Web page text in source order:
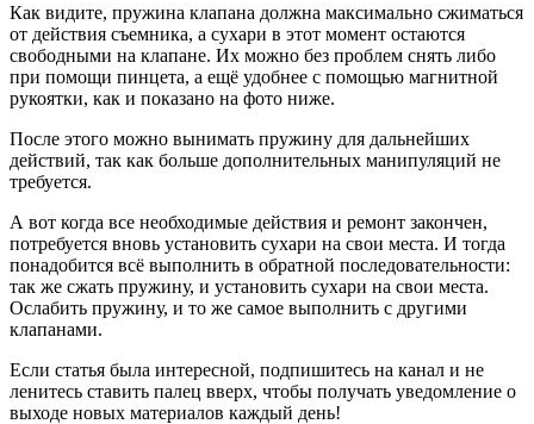
Как видите, пружина клапана должна максимально сжиматься
от действия съемника, а сухари в этот момент остаются
свободными на клапане. Их можно без проблем снять либо
при помощи пинцета, а ещё удобнее с помощью магнитной
рукоятки, как и показано на фото ниже.
После этого можно вынимать пружину для дальнейших
действий, так как больше дополнительных манипуляций не
требуется.
А вот когда все необходимые действия и ремонт закончен,
потребуется вновь установить сухари на свои места. И тогда
понадобится всё выполнить в обратной последовательности:
так же сжать пружину, и установить сухари на свои места.
Ослабить пружину, и то же самое выполнить с другими
клапанами.
Если статья была интересной, подпишитесь на канал и не
ленитесь ставить палец вверх, чтобы получать уведомление о
выходе новых материалов каждый день!